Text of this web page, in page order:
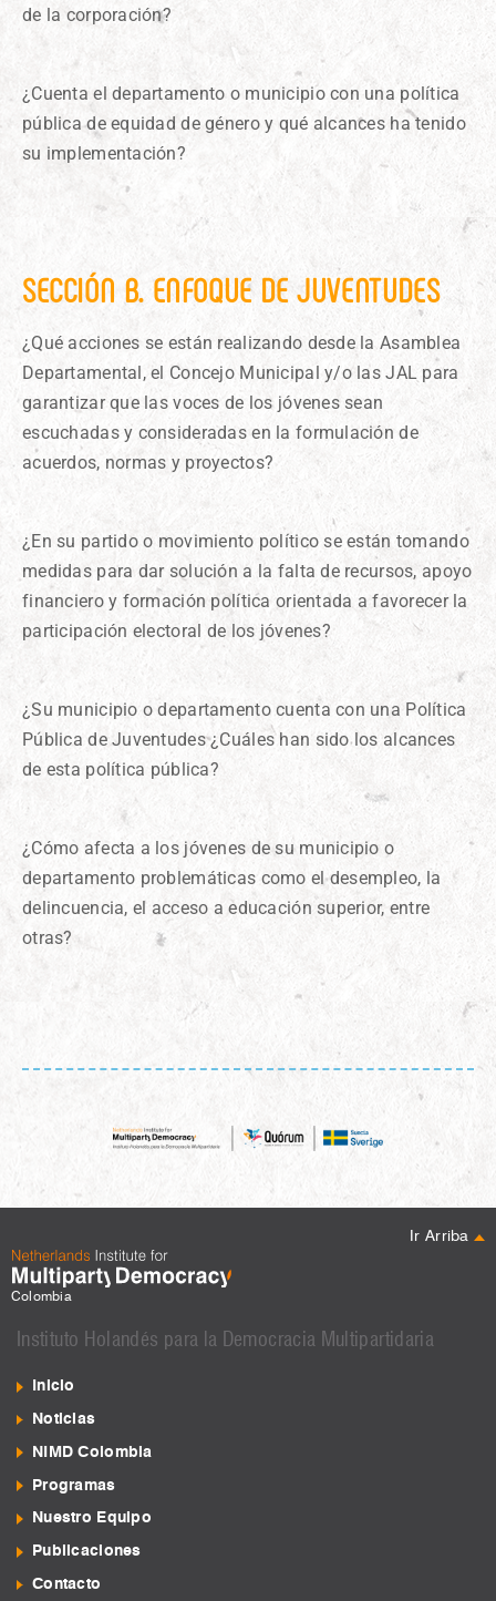
de la corporación?
¿Cuenta el departamento o municipio con una política
pública de equidad de género y qué alcances ha tenido
su implementación?
SECCIÓN B. ENFOQUE DE JUVENTUDES
¿Qué acciones se están realizando desde la Asamblea
Departamental, el Concejo Municipal y/o las JAL para
garantizar que las voces de los jóvenes sean
escuchadas y consideradas en la formulación de
acuerdos, normas y proyectos?
¿En su partido o movimiento político se están tomando
medidas para dar solución a la falta de recursos, apoyo
financiero y formación política orientada a favorecer la
participación electoral de los jóvenes?
¿Su municipio o departamento cuenta con una Política
Pública de Juventudes ¿Cuáles han sido los alcances
de esta política pública?
¿Cómo afecta a los jóvenes de su municipio o
departamento problemáticas como el desempleo, la
delincuencia, el acceso a educación superior, entre
otras?
Ir Arriba
Colombia
Instituto Holandés para la Democracia Multipartidaria
Inicio
Noticias
NIMD Colombia
Programas
Nuestro Equipo
Publicaciones
Contacto